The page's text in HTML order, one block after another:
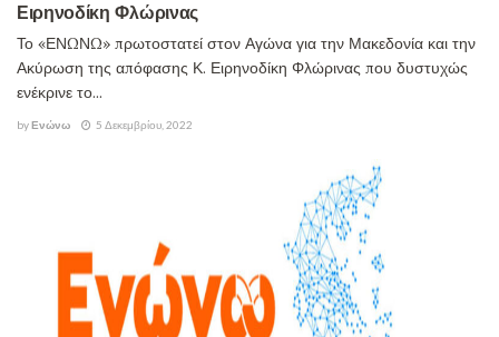
Ειρηνοδίκη Φλώρινας
Το «ΕΝΩΝΩ» πρωτοστατεί στον Αγώνα για την Μακεδονία και την
Ακύρωση της απόφασης Κ. Ειρηνοδίκη Φλώρινας που δυστυχώς
ενέκρινε το...
byΕνώνω 5 Δεκεμβρίου, 2022